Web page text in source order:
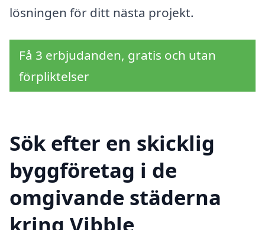
lösningen för ditt nästa projekt.
Få 3 erbjudanden, gratis och utan
förpliktelser
Sök efter en skicklig
byggföretag i de
omgivande städerna